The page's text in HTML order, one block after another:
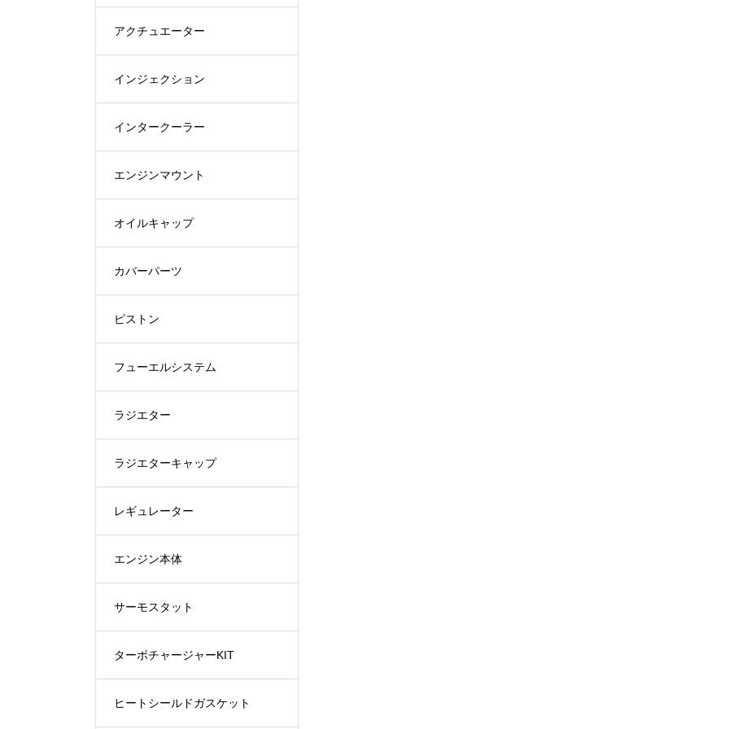
アクチュエーター
インジェクション
インタークーラー
エンジンマウント
オイルキャップ
カバーパーツ
ピストン
フューエルシステム
ラジエター
ラジエターキャップ
レギュレーター
エンジン本体
サーモスタット
ターボチャージャーKIT
ヒートシールドガスケット